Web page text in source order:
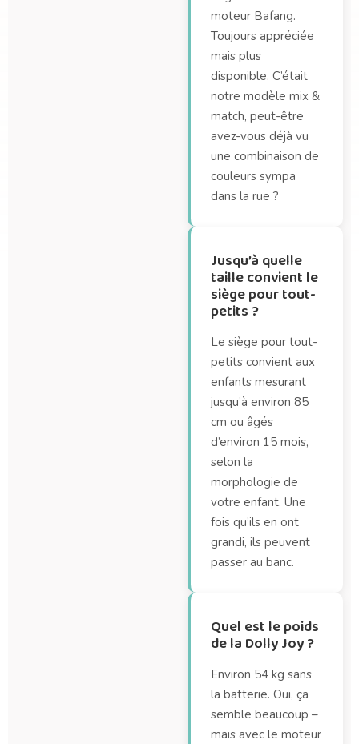
moteur Bafang.
Toujours appréciée
mais plus
disponible. C’était
notre modèle mix &
match, peut-être
avez-vous déjà vu
une combinaison de
couleurs sympa
dans la rue ?
Jusqu’à quelle
taille convient le
siège pour tout-
petits ?
Le siège pour tout-
petits convient aux
enfants mesurant
jusqu’à environ 85
cm ou âgés
d’environ 15 mois,
selon la
morphologie de
votre enfant. Une
fois qu’ils en ont
grandi, ils peuvent
passer au banc.
Quel est le poids
de la Dolly Joy ?
Environ 54 kg sans
la batterie. Oui, ça
semble beaucoup –
mais avec le moteur